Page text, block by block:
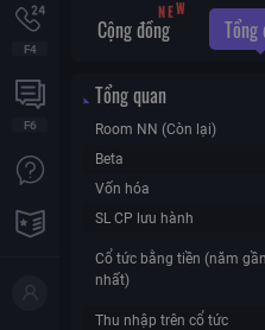
NEW
Cộng đồng Tổng
Tổng quan
Room NN (Còn lại)
Beta
Vốn hóa
SL CP lưu hành
Cổ tức bằng tiền (năm gần
nhất)
Thu nhập trên cổ tức